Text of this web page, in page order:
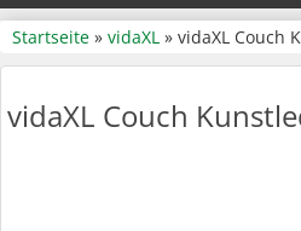
Startseite » vidaXL » vidaXL Couch
vidaXL Couch